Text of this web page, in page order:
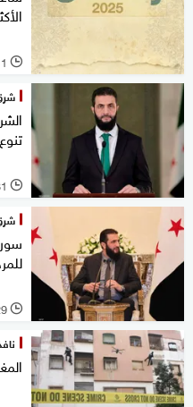
l 1 مارس 2025
l
31
l
29